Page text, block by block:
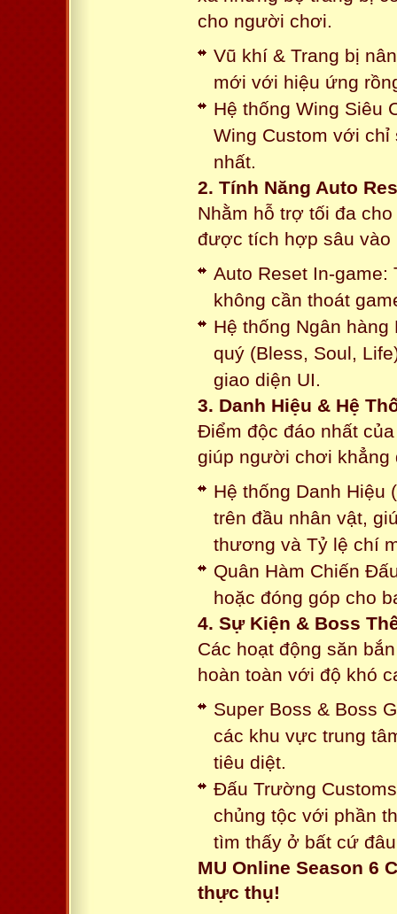
cho người chơi.
Vũ khí & Trang bị
mới với hiệu ứng
Hệ thống Wing Siêu
Wing Custom với
nhất.
2. Tính Năng Auto
Nhằm hỗ trợ tối đa
được tích hợp sâu vào
Auto Reset In-game:
không cần thoát
Hệ thống Ngân
quý (Bless, Soul,
giao diện UI.
3. Danh Hiệu & Hệ
Điểm độc đáo nhất
giúp người chơi khẳng
Hệ thống Danh Hiệu
trên đầu nhân vật,
thương và Tỷ lệ chí
Quân Hàm Chiến
hoặc đóng góp cho
4. Sự Kiện & Boss
Các hoạt động săn
hoàn toàn với độ khó
Super Boss & Boss
các khu vực trung
tiêu diệt.
Đấu Trường
chủng tộc với phần
tìm thấy ở bất cứ
MU Online Season 6
thực thụ!